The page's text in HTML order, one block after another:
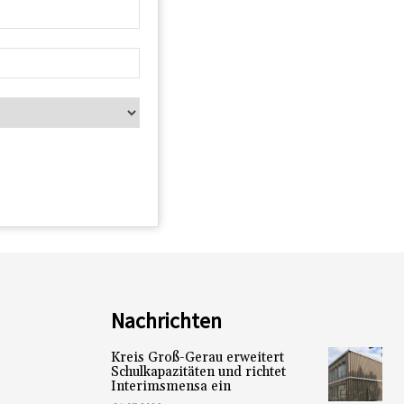
Nachrichten
Kreis Groß-Gerau erweitert
Schulkapazitäten und richtet
Interimsmensa ein